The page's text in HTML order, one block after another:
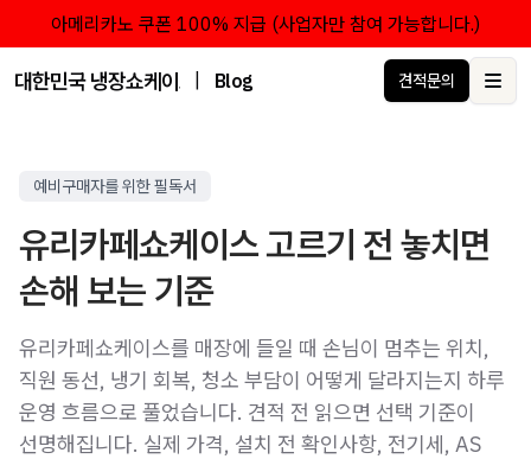
아메리카노 쿠폰 100% 지급 (사업자만 참여 가능합니다.)
대한민국 냉장쇼케이스 점유율 1위 브랜드 한성쇼케이스
Blog 견적문의
예비구매자를 위한 필독서
유리카페쇼케이스 고르기 전 놓치면
손해 보는 기준
유리카페쇼케이스를 매장에 들일 때 손님이 멈추는 위치,
직원 동선, 냉기 회복, 청소 부담이 어떻게 달라지는지 하루
운영 흐름으로 풀었습니다. 견적 전 읽으면 선택 기준이
선명해집니다. 실제 가격, 설치 전 확인사항, 전기세, AS